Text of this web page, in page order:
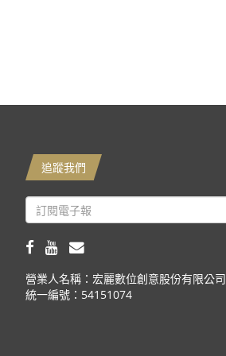
追蹤我們
營業人名稱：宏麗數位創意股份有限公司
統一編號：54151074